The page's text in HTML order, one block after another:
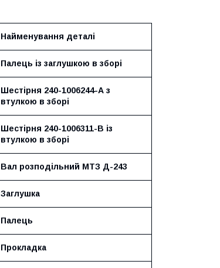
Найменування деталі
Палець із заглушкою в зборі
Шестірня 240-1006244-А з
втулкою в зборі
Шестірня 240-1006311-В із
втулкою в зборі
Вал розподільний МТЗ Д-243
Заглушка
Палець
Прокладка